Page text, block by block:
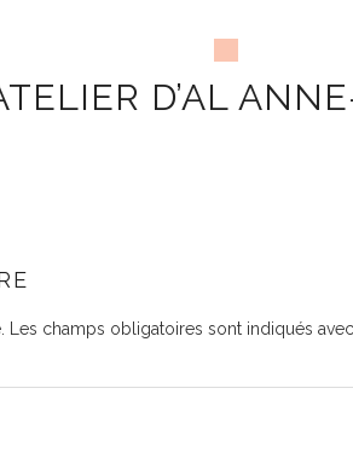
D’AL
Les champs obligatoires sont indiqués avec